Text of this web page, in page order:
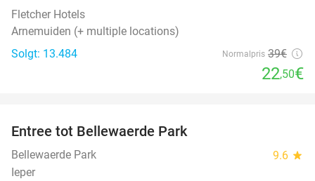
Fletcher Hotels
Arnemuiden (+ multiple locations)
Solgt: 13.484
Normalpris 39€
22,50€
Entree tot Bellewaerde Park
Bellewaerde Park 9.6 star
Ieper